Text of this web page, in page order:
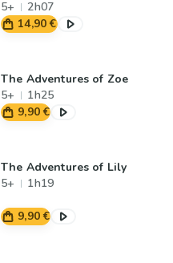
5+
2h07
14,90 €
The Adventures of Zoe
5+
1h25
9,90 €
The Adventures of Lily
5+
1h19
9,90 €